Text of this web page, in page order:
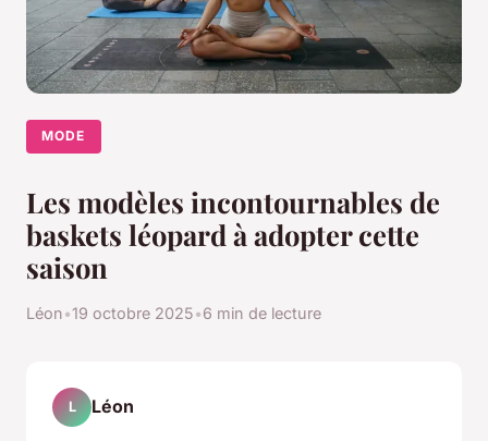
MODE
Les modèles incontournables de
baskets léopard à adopter cette
saison
Léon•19 octobre 2025•6 min de lecture
L Léon